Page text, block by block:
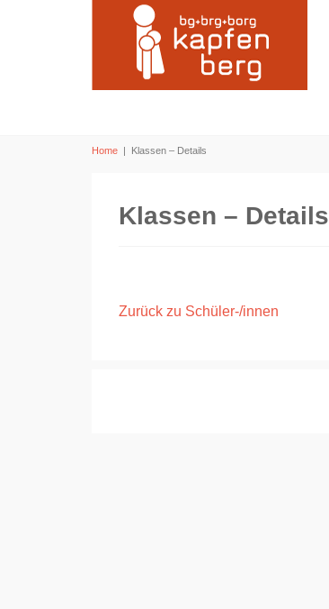
Home | Klassen – Details
Klassen – Details
Zurück zu Schüler-/innen